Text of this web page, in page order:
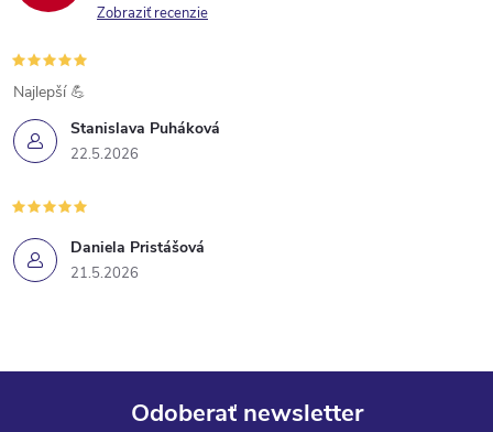
Zobraziť recenzie
Stanislava Puháková
22.5.2026
Najlepší 💪
Daniela Pristášová
21.5.2026
Odoberať newsletter